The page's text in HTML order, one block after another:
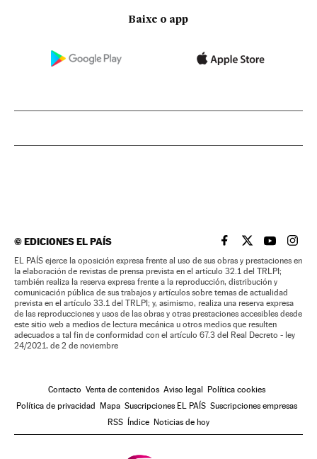
Baixe o app
©EDICIONES EL PAÍS EL PAÍS BRASIL EN
EL PAÍSEL PAÍS
EL
EL PAÍS ejerce la oposición expresa frente al uso de sus obras y prestaciones en
la elaboración de revistas de prensa prevista en el artículo 32.1 del TRLPI;
también realiza la reserva expresa frente a la reproducción, distribución y
comunicación pública de sus trabajos y artículos sobre temas de actualidad
prevista en el artículo 33.1 del TRLPI; y, asimismo, realiza una reserva expresa
de las reproducciones y usos de las obras y otras prestaciones accesibles desde
este sitio web a medios de lectura mecánica u otros medios que resulten
adecuados a tal fin de conformidad con el artículo 67.3 del Real Decreto - ley
24/2021, de 2 de noviembre
Contacto Venta de contenidos Aviso legal
Política cookies
Política de privacidad
Mapa Suscripciones EL PAÍS Suscripciones empresas
RSS
Índice Noticias de hoy